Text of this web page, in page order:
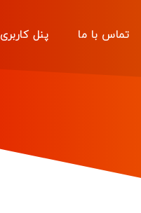
تماس با ما پنل کاربری